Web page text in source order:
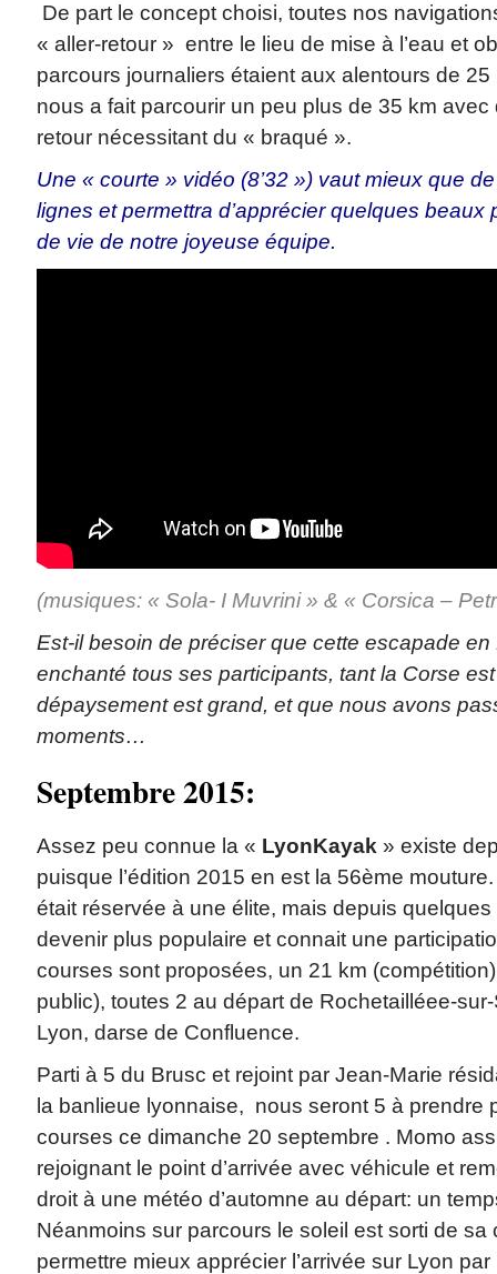
De part le concept choisi, toutes nos
« aller-retour » entre le lieu de mise à l’eau et
parcours journaliers étaient aux alentours de
nous a fait parcourir un peu plus de 35 km
retour nécessitant du « braqué ».
Une « courte » vidéo (8’32 ») vaut mieux que
lignes et permettra d’apprécier quelques beaux
de vie de notre joyeuse équipe.
(musiques: « Sola- I Muvrini » & « Corsica –
Est-il besoin de préciser que cette escapade en
enchanté tous ses participants, tant la Corse
dépaysement est grand, et que nous avons
moments…
Septembre 2015:
Assez peu connue la « LyonKayak » existe
puisque l’édition 2015 en est la 56ème mouture.
était réservée à une élite, mais depuis
devenir plus populaire et connait une
courses sont proposées, un 21 km
public), toutes 2 au départ de Rochetailléee-
Lyon, darse de Confluence.
Parti à 5 du Brusc et rejoint par Jean-Marie
la banlieue lyonnaise, nous seront 5 à prendre
courses ce dimanche 20 septembre . Momo
rejoignant le point d’arrivée avec véhicule et
droit à une météo d’automne au départ: un
Néanmoins sur parcours le soleil est sorti de sa
permettre mieux apprécier l’arrivée sur Lyon